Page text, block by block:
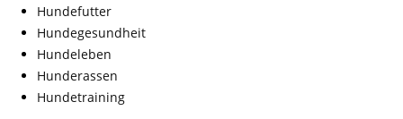
Hundefutter
Hundegesundheit
Hundeleben
Hunderassen
Hundetraining